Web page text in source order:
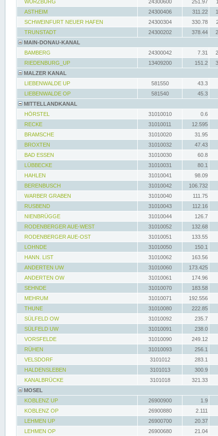
WÜRZBURG 24300600 251.97
ASTHEIM
24300406 311.22
SCHWEINFURT NEUER HAFEN
24300304 330.78
TRUNSTADT
24300202 378.44
MAIN-DONAU-KANAL
BAMBERG
24300042 7.31
RIEDENBURG_UP
13409200 151.2
MALZER KANAL
LIEBENWALDE UP
581550
43.3
LIEBENWALDE OP
581540
45.3
MITTELLANDKANAL
HÖRSTEL
31010010
0.6
RECKE
31010011
12.595
BRAMSCHE
31010020
31.95
BROXTEN
31010032
47.43
BAD ESSEN
31010030
60.8
LÜBBECKE
31010031
80.1
HAHLEN
31010041
98.09
BERENBUSCH
31010042
106.732
WARBER GRABEN
31010040
111.75
RUSBEND
31010043
112.16
NIENBRÜGGE
31010044
126.7
RODENBERGER AUE-WEST
31010052
132.68
RODENBERGER AUE-OST
31010051
133.55
LOHNDE
31010050
150.1
HANN. LIST
31010062
163.56
ANDERTEN UW
31010060
173.425
ANDERTEN OW
31010061
174.96
SEHNDE
31010070
183.58
MEHRUM
31010071
192.556
THUNE
31010080
222.85
SÜLFELD OW
31010092
235.7
SÜLFELD UW
31010091
238.0
VORSFELDE
31010090
249.12
RÜHEN
31010093
256.1
VELSDORF
3101012
283.1
HALDENSLEBEN
3101013
300.9
KANALBRÜCKE
3101018
321.33
MOSEL
KOBLENZ UP
26900900
1.9
KOBLENZ OP
26900880
2.111
LEHMEN UP
26900700
20.37
LEHMEN OP
26900680
21.04